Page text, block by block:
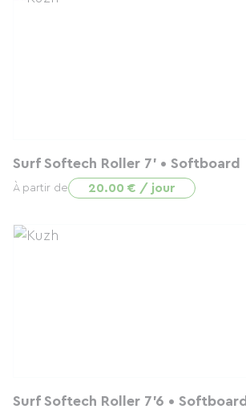
Surf Softech Roller 7' • Softboard
À partir de 20.00 € / jour
Surf Softech Roller 7'6 • Softboard